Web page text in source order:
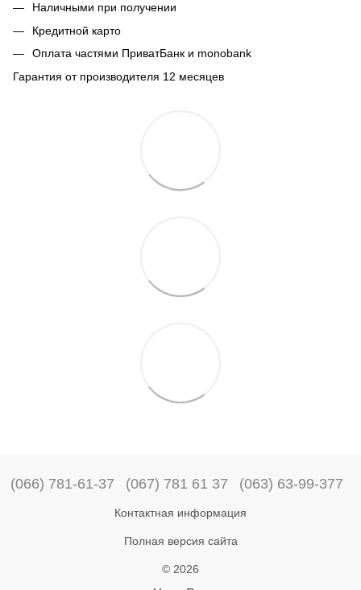
Наличными при получении
Кредитной карто
Оплата частями ПриватБанк и monobank
Гарантия от производителя 12 месяцев
(066) 781-61-37 (067) 781 61 37 (063) 63-99-377
Контактная информация
Полная версия сайта
© 2026